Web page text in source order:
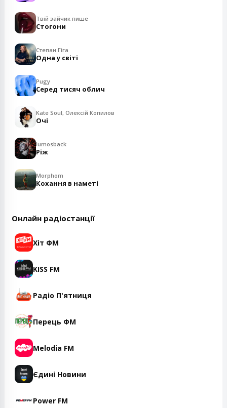
Твій зайчик пише
Стогони
Степан Гіга
Одна у світі
Pugy
Серед тисяч облич
Kate Soul, Олексій Копилов
Очі
lumosback
Ріж
Morphom
Кохання в наметі
Онлайн радіостанції
Хіт ФМ
KISS FM
Радіо П'ятниця
Перець ФМ
Melodia FM
Єдині Новини
Power FM